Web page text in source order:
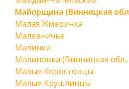
Майорщина (Винницкая
Малая Жмеринка
Малевничье
Малинки
Малиновка (Винницкая
Малые Коростовцы
Малые Крушлинцы